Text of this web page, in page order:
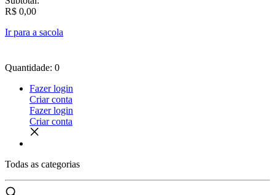
R$ 0,00
Ir para a sacola
Quantidade: 0
Fazer login
Criar conta
Fazer login
Criar conta
Todas as categorias